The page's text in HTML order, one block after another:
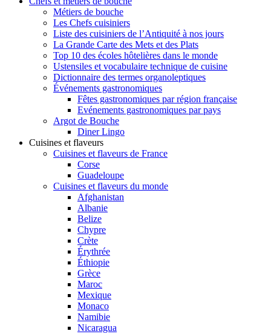
Métiers de bouche
Les Chefs cuisiniers
Liste des cuisiniers de l’Antiquité à nos jours
La Grande Carte des Mets et des Plats
Top 10 des écoles hôtelières dans le monde
Ustensiles et vocabulaire technique de cuisine
Dictionnaire des termes organoleptiques
Événements gastronomiques
Fêtes gastronomiques par région française
Evénements gastronomiques par pays
Argot de Bouche
Diner Lingo
Cuisines et flaveurs
Cuisines et flaveurs de France
Corse
Guadeloupe
Cuisines et flaveurs du monde
Afghanistan
Albanie
Belize
Chypre
Crète
Érythrée
Éthiopie
Grèce
Maroc
Mexique
Monaco
Namibie
Nicaragua